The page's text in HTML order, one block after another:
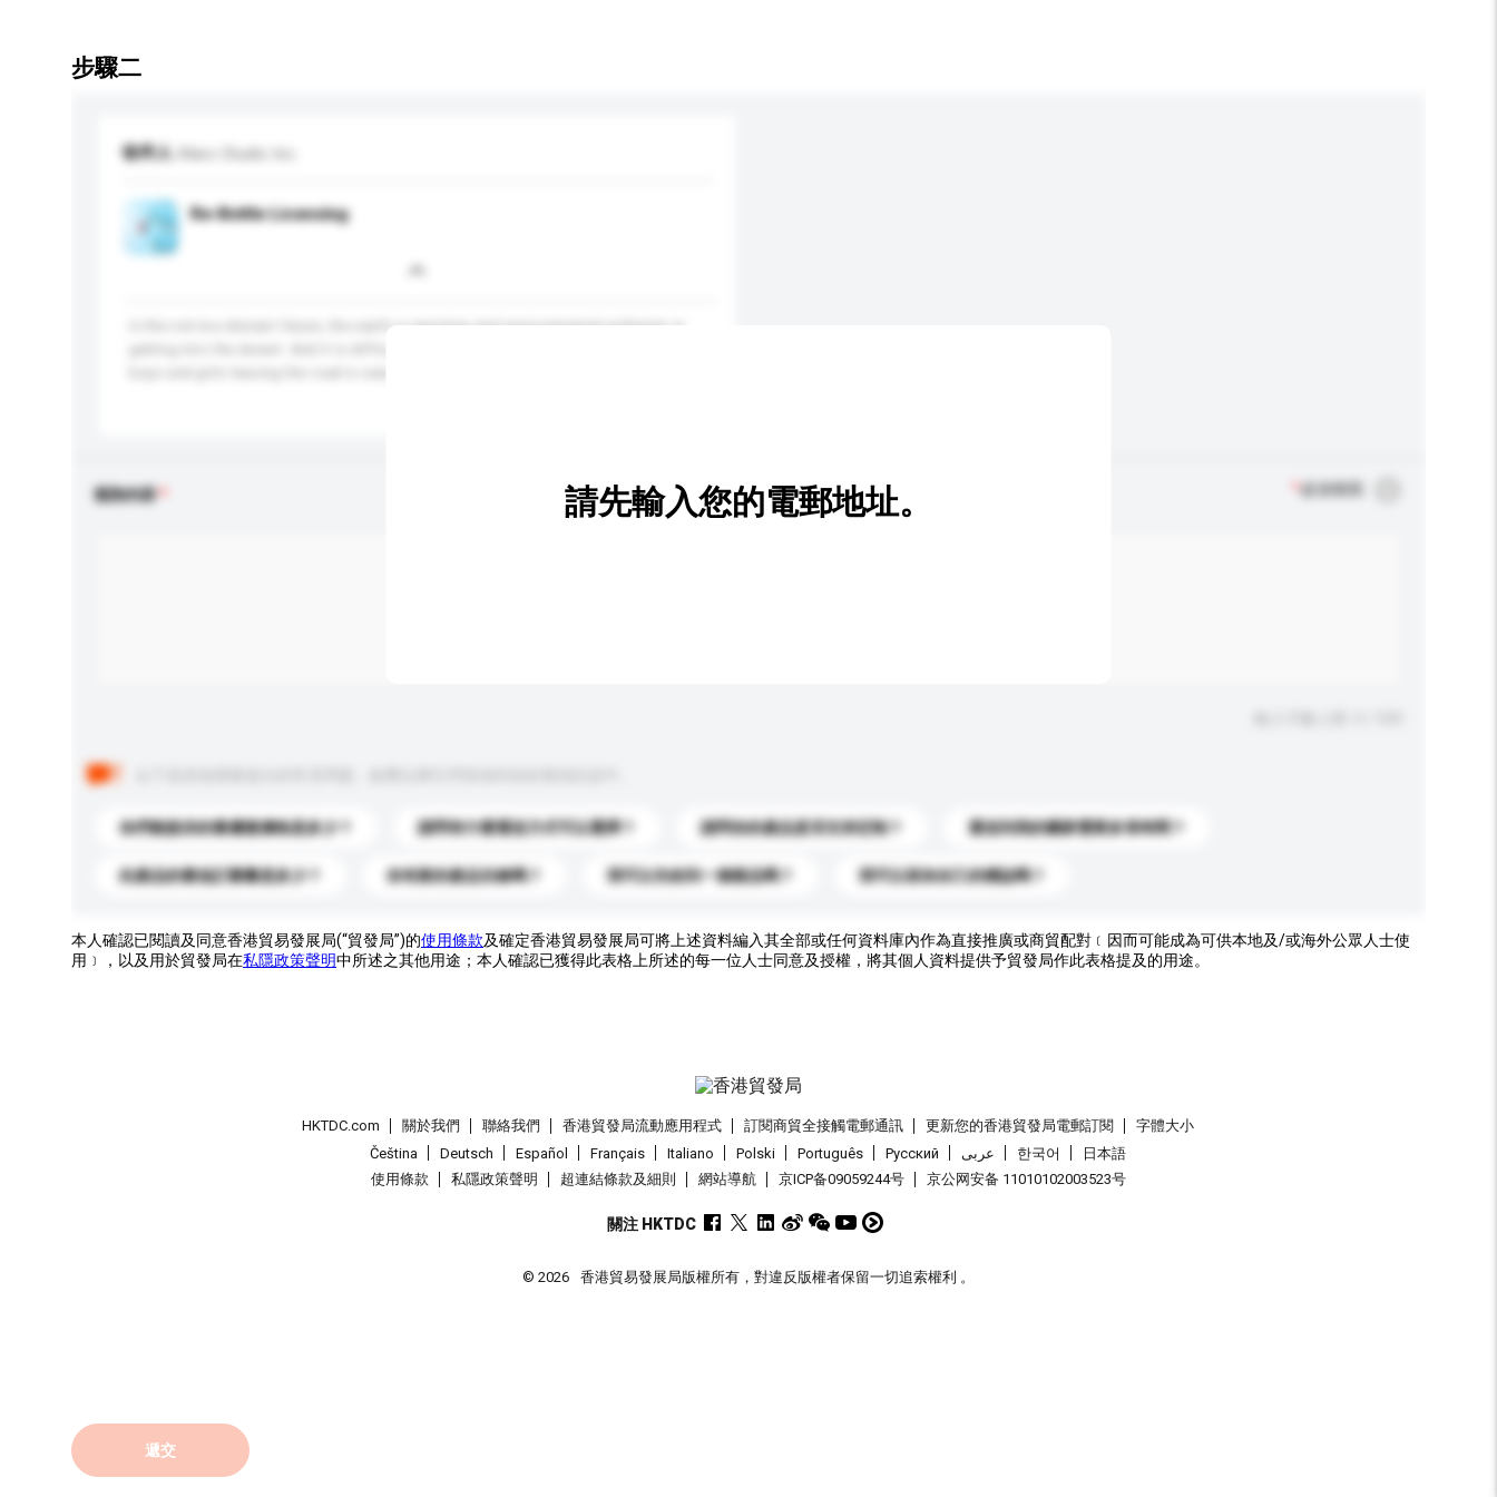
步驟二
收件人 Maro Studio Inc.
Re-Bottle Licensing
In the not-too-distant future, the earth is warming and environmental pollution is
查詢內容
你們能提供的最優惠價格是多少？ 請問有什麼運送方式可以選擇？ 請問你的產品是否支持定制？ 運送到我的國家需要多長時間？
此產品的最低訂購量是多少？ 你有新的產品目錄嗎？ 我可以先收到一個樣品嗎？ 我可以添加自己的標誌嗎？
請先輸入您的電郵地址。
本人確認已閱讀及同意香港貿易發展局(“貿發局”)的使用條款及確定香港貿易發展局可將上述資料編入其全部或任何資料庫內作為直接推廣或商貿配對﹝因而可能成為可供本地及/或海外公眾人士使
用﹞，以及用於貿發局在私隱政策聲明中所述之其他用途；本人確認已獲得此表格上所述的每一位人士同意及授權，將其個人資料提供予貿發局作此表格提及的用途。
遞交
HKTDC.com 關於我們 聯絡我們 香港貿發局流動應用程式 訂閱商貿全接觸電郵通訊 更新您的香港貿發局電郵訂閱
字體大小
Čeština
Deutsch Español Français Italiano Polski Português Pусский عربى 한국어
日本語
使用條款
私隱政策聲明 超連結條款及細則 網站導航 京ICP备09059244号 京公网安备 11010102003523号
關注 HKTDC
© 2026 香港貿易發展局版權所有，對違反版權者保留一切追索權利 。